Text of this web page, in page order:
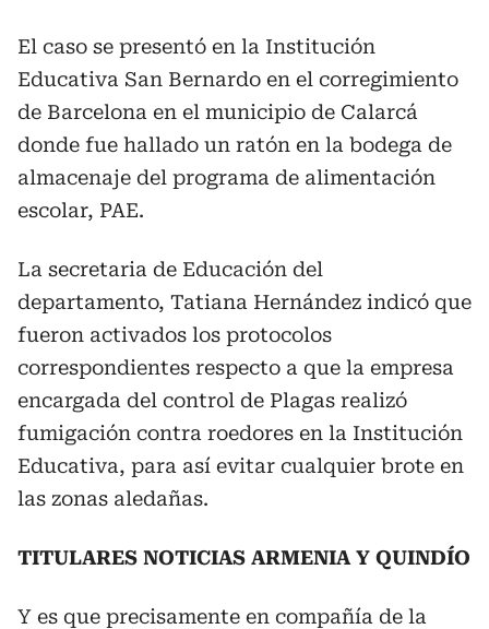
El caso se presentó en la Institución
Educativa San Bernardo en el corregimiento
de Barcelona en el municipio de Calarcá
donde fue hallado un ratón en la bodega de
almacenaje del programa de alimentación
escolar, PAE.
La secretaria de Educación del
departamento, Tatiana Hernández indicó que
fueron activados los protocolos
correspondientes respecto a que la empresa
encargada del control de Plagas realizó
fumigación contra roedores en la Institución
Educativa, para así evitar cualquier brote en
las zonas aledañas.
TITULARES NOTICIAS ARMENIA Y QUINDÍO
Y es que precisamente en compañía de la